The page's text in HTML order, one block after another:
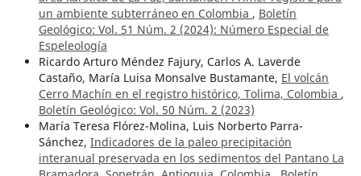
un ambiente subterráneo en Colombia , Boletín
Geológico: Vol. 51 Núm. 2 (2024): Número Especial de
Espeleología
Ricardo Arturo Méndez Fajury, Carlos A. Laverde
Castaño, María Luisa Monsalve Bustamante, El volcán
Cerro Machín en el registro histórico, Tolima, Colombia ,
Boletín Geológico: Vol. 50 Núm. 2 (2023)
María Teresa Flórez-Molina, Luis Norberto Parra-
Sánchez, Indicadores de la paleo precipitación
interanual preservada en los sedimentos del Pantano La